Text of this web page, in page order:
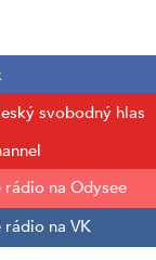
svobodný hlas
rádio na Odysee
rádio na VK